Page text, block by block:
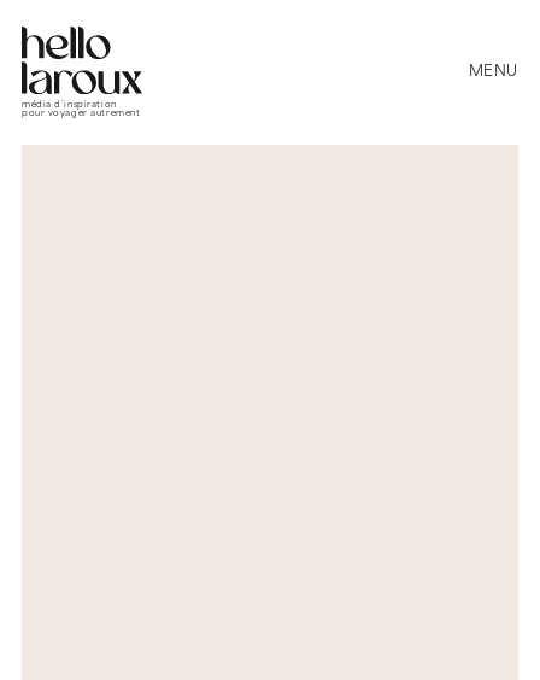
média d’inspiration
pour voyager autrement
MENU